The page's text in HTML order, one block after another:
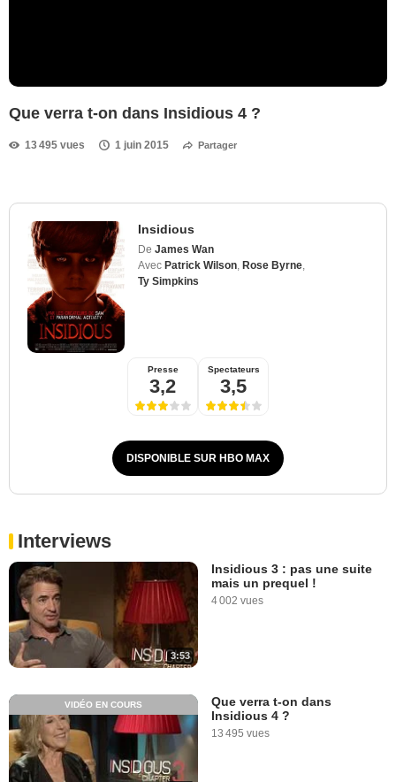
Que verra t-on dans Insidious 4 ?
13 495 vues 1 juin 2015 Partager
Insidious
De James Wan
Avec Patrick Wilson Rose Byrne
Ty Simpkins
Presse
3,2
Spectateurs
3,5
DISPONIBLE SUR HBO MAX
Interviews
3:53
Insidious 3 : pas une suite
mais un prequel !
4 002 vues
VIDÉO EN COURS
Que verra t-on dans
Insidious 4 ?
13 495 vues